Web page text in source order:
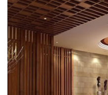
Mašina za
praktično
oprezan